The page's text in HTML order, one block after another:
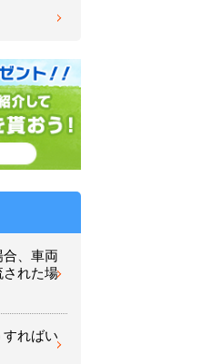
、車両
された場
ればい